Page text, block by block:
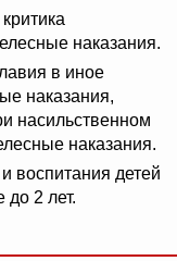
наказания.
в иное
наказания,
насильственном
наказания.
воспитания детей
2 лет.